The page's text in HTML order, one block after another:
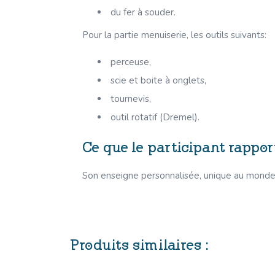
du fer à souder.
Pour la partie menuiserie, les outils suivants:
perceuse,
scie et boite à onglets,
tournevis,
outil rotatif (Dremel).
Ce que le participant
Son enseigne personnalisée, unique au
Produits similaires :